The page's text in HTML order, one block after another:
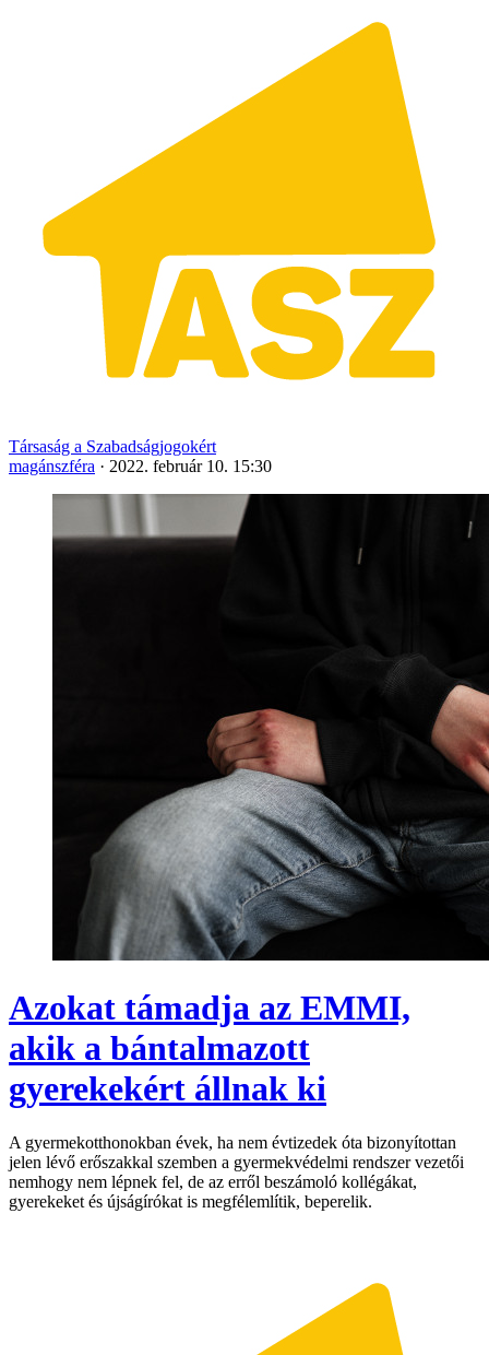
Társaság a Szabadságjogokért
magánszféra · 2022. február 10. 15:30
Azokat támadja az EMMI,
akik a bántalmazott
gyerekekért állnak ki
A gyermekotthonokban évek, ha nem évtizedek óta bizonyítottan
jelen lévő erőszakkal szemben a gyermekvédelmi rendszer vezetői
nemhogy nem lépnek fel, de az erről beszámoló kollégákat,
gyerekeket és újságírókat is megfélemlítik, beperelik.